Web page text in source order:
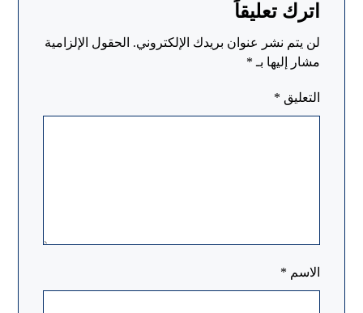
اترك تعليقاً
لن يتم نشر عنوان بريدك الإلكتروني. الحقول الإلزامية
مشار إليها بـ *
التعليق *
الاسم *